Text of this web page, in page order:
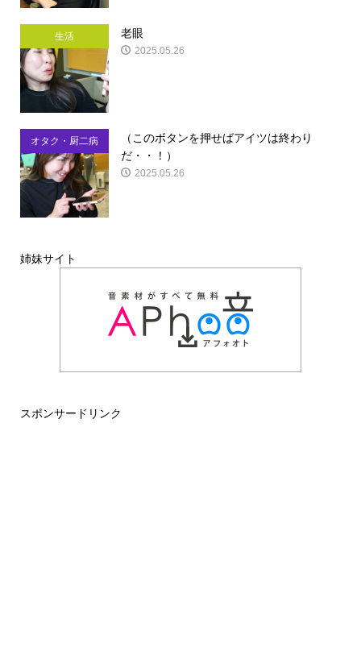
生活 老眼
2025.05.26
オタク・厨二病
（このボタンを押せばアイツは終わり
だ・・！）
2025.05.26
姉妹サイト
スポンサードリンク